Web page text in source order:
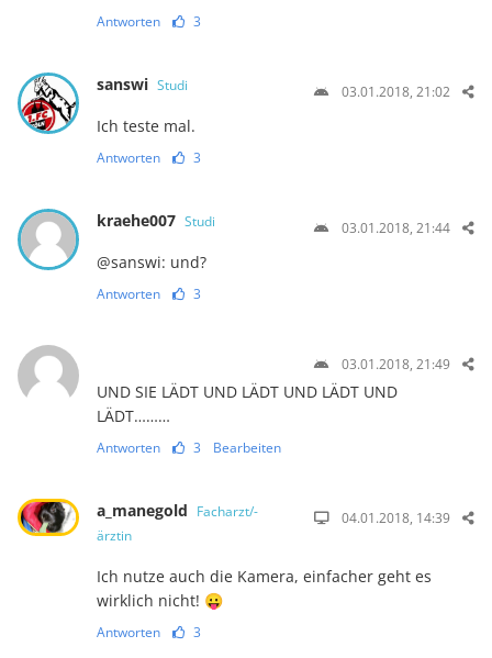
Antworten 3
sanswi Studi 03.01.2018, 21:02
Ich teste mal.
Antworten 3
kraehe007 Studi 03.01.2018, 21:44
@sanswi: und?
Antworten 3
03.01.2018, 21:49
UND SIE LÄDT UND LÄDT UND LÄDT UND
LÄDT………
Antworten 3 Bearbeiten
a_manegold Facharzt/-
ärztin
04.01.2018, 14:39
Ich nutze auch die Kamera, einfacher geht es
wirklich nicht! 😛
Antworten 3